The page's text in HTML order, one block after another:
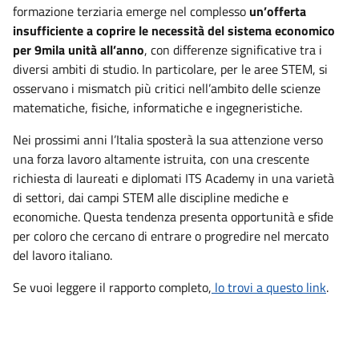
formazione terziaria emerge nel complesso un’offerta
insufficiente a coprire le necessità del sistema economico
per 9mila unità all’anno, con differenze significative tra i
diversi ambiti di studio. In particolare, per le aree STEM, si
osservano i mismatch più critici nell’ambito delle scienze
matematiche, fisiche, informatiche e ingegneristiche.
Nei prossimi anni l’Italia sposterà la sua attenzione verso
una forza lavoro altamente istruita, con una crescente
richiesta di laureati e diplomati ITS Academy in una varietà
di settori, dai campi STEM alle discipline mediche e
economiche. Questa tendenza presenta opportunità e sfide
per coloro che cercano di entrare o progredire nel mercato
del lavoro italiano.
Se vuoi leggere il rapporto completo, lo trovi a questo link.